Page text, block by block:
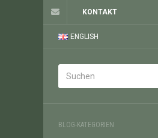
KONTAKT
ENGLISH
BLOG-KATEGORIEN